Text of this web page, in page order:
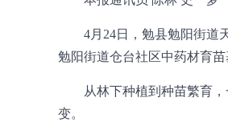
4月24日，勉县勉阳街道
勉阳街道仓台社区中药材育
从林下种植到种苗繁育
变。